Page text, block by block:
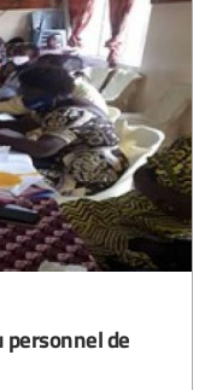
personnel de